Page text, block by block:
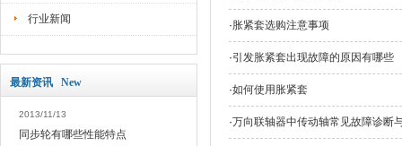
行业新闻
最新资讯 New
2013/11/13
同步轮有哪些性能特点
·胀紧套选购注意事项
·引发胀紧套出现故障的原因有哪些
·如何使用胀紧套
·万向联轴器中传动轴常见故障诊断